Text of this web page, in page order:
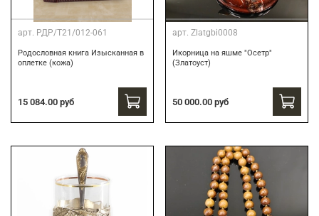
арт. РДР/Т21/012-061
Родословная книга Изысканная в
оплетке (кожа)
15 084.00 руб
арт. Zlatgbi0008
Икорница на яшме "Осетр"
(Златоуст)
50 000.00 руб